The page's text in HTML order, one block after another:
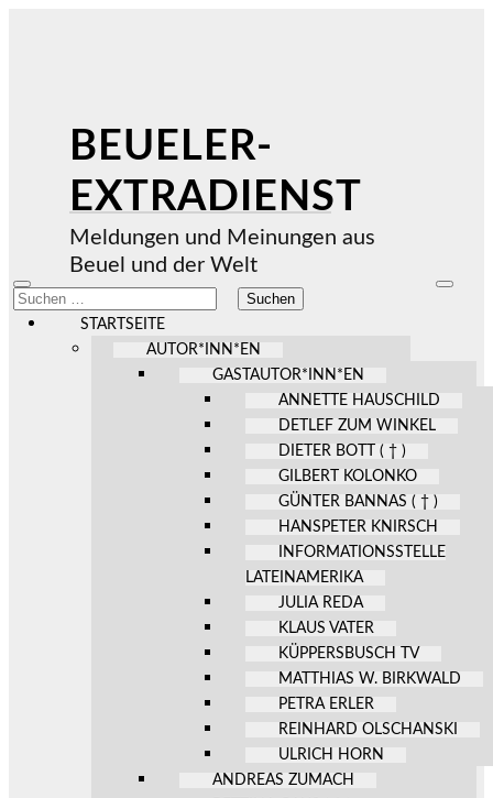
BEUELER-
EXTRADIENST
Meldungen und Meinungen aus
Beuel und der Welt
Mobile-
Menü
ein-/ausblenden
Suchen
nach:
STARTSEITE
AUTOR*INN*EN
GASTAUTOR*INN*EN
ANNETTE HAUSCHILD
DETLEF ZUM WINKEL
DIETER BOTT ( † )
GILBERT KOLONKO
GÜNTER BANNAS ( † )
HANSPETER KNIRSCH
INFORMATIONSSTELLE
LATEINAMERIKA
JULIA REDA
KLAUS VATER
KÜPPERSBUSCH TV
MATTHIAS W. BIRKWALD
PETRA ERLER
REINHARD OLSCHANSKI
ULRICH HORN
ANDREAS ZUMACH